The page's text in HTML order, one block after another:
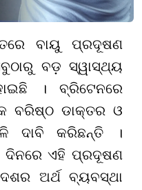
ବାୟୁ ପ୍ରଦୂଷଣ
ବଡ଼ ସ୍ୱାସ୍ଥ୍ୟ
। ବ୍ରିଟେନରେ
ବରିଷ୍ଠ ଡାକ୍ତର ଓ
ଦାବି କରିଛନ୍ତି ।
ଦିନରେ ଏହି ପ୍ରଦୂଷଣ
ଅର୍ଥ ବ୍ୟବସ୍ଥା